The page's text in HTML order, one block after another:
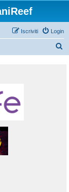
Login
Iscriviti